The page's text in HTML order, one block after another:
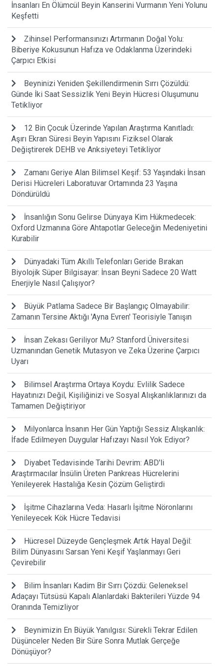
İnsanları En Ölümcül Beyin Kanserini Vurmanın Yeni Yolunu
Keşfetti
Zihinsel Performansınızı Artırmanın Doğal Yolu:
Biberiye Kokusunun Hafıza ve Odaklanma Üzerindeki
Çarpıcı Etkisi
Beyninizi Yeniden Şekillendirmenin Sırrı Çözüldü:
Günde İki Saat Sessizlik Yeni Beyin Hücresi Oluşumunu
Tetikliyor
12 Bin Çocuk Üzerinde Yapılan Araştırma Kanıtladı:
Aşırı Ekran Süresi Beyin Yapısını Fiziksel Olarak
Değiştirerek DEHB ve Anksiyeteyi Tetikliyor
Zamanı Geriye Alan Bilimsel Keşif: 53 Yaşındaki İnsan
Derisi Hücreleri Laboratuvar Ortamında 23 Yaşına
Döndürüldü
İnsanlığın Sonu Gelirse Dünyaya Kim Hükmedecek:
Oxford Uzmanına Göre Ahtapotlar Geleceğin Medeniyetini
Kurabilir
Dünyadaki Tüm Akıllı Telefonları Geride Bırakan
Biyolojik Süper Bilgisayar: İnsan Beyni Sadece 20 Watt
Enerjiyle Nasıl Çalışıyor?
Büyük Patlama Sadece Bir Başlangıç Olmayabilir:
Zamanın Tersine Aktığı 'Ayna Evren' Teorisiyle Tanışın
İnsan Zekası Geriliyor Mu? Stanford Üniversitesi
Uzmanından Genetik Mutasyon ve Zeka Üzerine Çarpıcı
Uyarı
Bilimsel Araştırma Ortaya Koydu: Evlilik Sadece
Hayatınızı Değil, Kişiliğinizi ve Sosyal Alışkanlıklarınızı da
Tamamen Değiştiriyor
Milyonlarca İnsanın Her Gün Yaptığı Sessiz Alışkanlık:
İfade Edilmeyen Duygular Hafızayı Nasıl Yok Ediyor?
Diyabet Tedavisinde Tarihi Devrim: ABD'li
Araştırmacılar İnsülin Üreten Pankreas Hücrelerini
Yenileyerek Hastalığa Kesin Çözüm Geliştirdi
İşitme Cihazlarına Veda: Hasarlı İşitme Nöronlarını
Yenileyecek Kök Hücre Tedavisi
Hücresel Düzeyde Gençleşmek Artık Hayal Değil:
Bilim Dünyasını Sarsan Yeni Keşif Yaşlanmayı Geri
Çevirebilir
Bilim İnsanları Kadim Bir Sırrı Çözdü: Geleneksel
Adaçayı Tütsüsü Kapalı Alanlardaki Bakterileri Yüzde 94
Oranında Temizliyor
Beynimizin En Büyük Yanılgısı: Sürekli Tekrar Edilen
Düşünceler Neden Bir Süre Sonra Mutlak Gerçeğe
Dönüşüyor?